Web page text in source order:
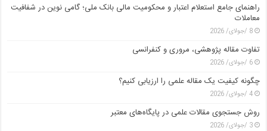
راهنمای جامع استعلام اعتبار و محکومیت مالی بانک ملی؛ گامی نوین در شفافیت
معاملات
8 /جولای/ 2026
تفاوت مقاله پژوهشی، مروری و کنفرانسی
6 /جولای/ 2026
چگونه کیفیت یک مقاله علمی را ارزیابی کنیم؟
4 /جولای/ 2026
روش جستجوی مقالات علمی در پایگاه‌های معتبر
3 /جولای/ 2026